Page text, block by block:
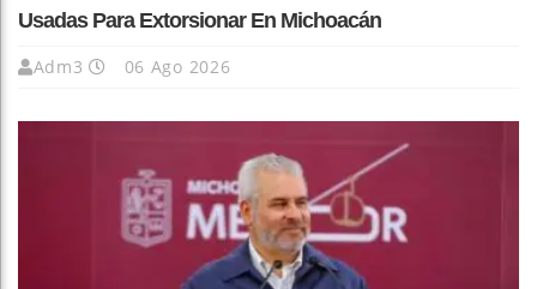
Usadas Para Extorsionar En Michoacán
Adm3 06 Ago 2026